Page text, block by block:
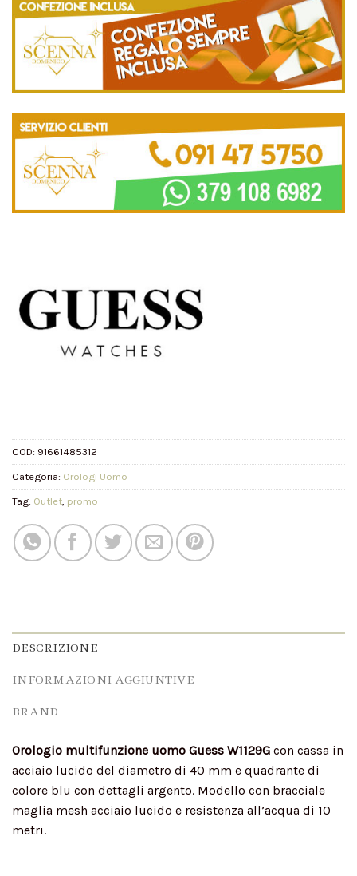
COD: 91661485312
Categoria: Orologi Uomo
Tag: Outlet, promo
DESCRIZIONE
INFORMAZIONI AGGIUNTIVE
BRAND
Orologio multifunzione uomo Guess W1129G con cassa in
acciaio lucido del diametro di 40 mm e quadrante di
colore blu con dettagli argento. Modello con bracciale
maglia mesh acciaio lucido e resistenza all’acqua di 10
metri.